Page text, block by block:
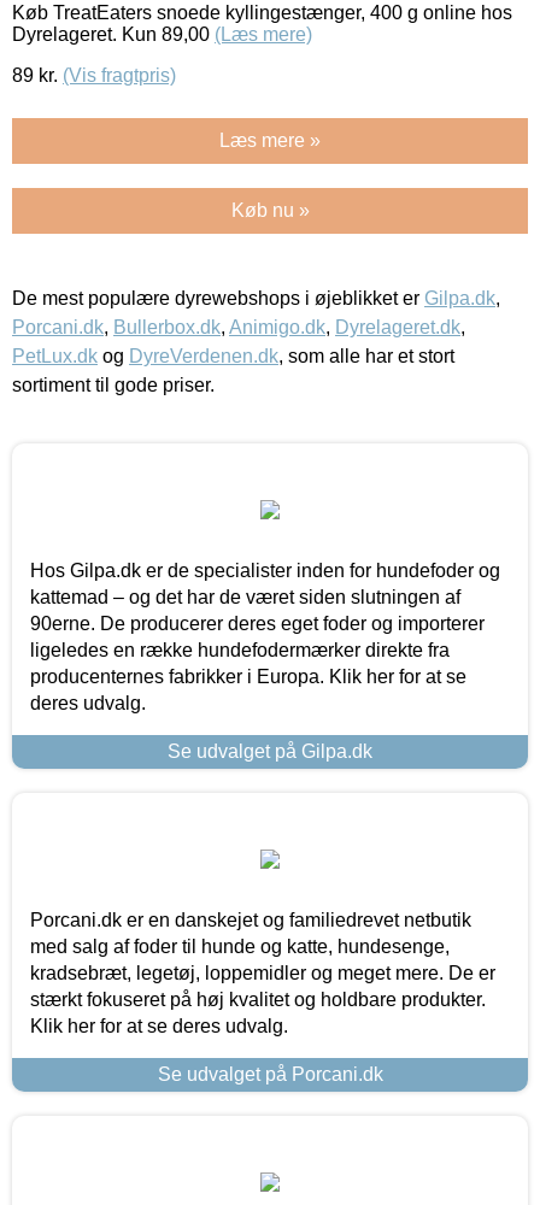
Køb TreatEaters snoede kyllingestænger, 400 g online hos
Dyrelageret. Kun 89,00 (Læs mere)
89 kr. (Vis fragtpris)
Læs mere »
Køb nu »
De mest populære dyrewebshops i øjeblikket er Gilpa.dk,
Porcani.dk, Bullerbox.dk, Animigo.dk, Dyrelageret.dk,
PetLux.dk og DyreVerdenen.dk, som alle har et stort
sortiment til gode priser.
Hos Gilpa.dk er de specialister inden for hundefoder og
kattemad – og det har de været siden slutningen af
90erne. De producerer deres eget foder og importerer
ligeledes en række hundefodermærker direkte fra
producenternes fabrikker i Europa. Klik her for at se
deres udvalg.
Se udvalget på Gilpa.dk
Porcani.dk er en danskejet og familiedrevet netbutik
med salg af foder til hunde og katte, hundesenge,
kradsebræt, legetøj, loppemidler og meget mere. De er
stærkt fokuseret på høj kvalitet og holdbare produkter.
Klik her for at se deres udvalg.
Se udvalget på Porcani.dk